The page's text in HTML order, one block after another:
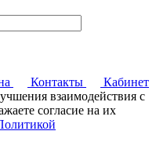
Контакты
Кабинет
взаимодействия с
согласие на их